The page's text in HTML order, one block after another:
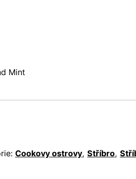
Mint
Cookovy ostrovy, Stříbro,